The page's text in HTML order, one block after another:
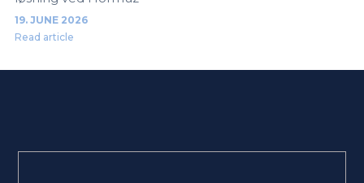
19. JUNE 2026
Read article